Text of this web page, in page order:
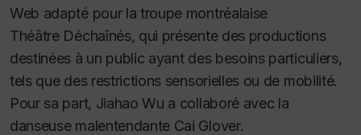
Web adapté pour la troupe montréalaise
Théâtre Déchaînés, qui présente des productions
destinées à un public ayant des besoins particuliers,
tels que des restrictions sensorielles ou de mobilité.
Pour sa part, Jiahao Wu a collaboré avec la
danseuse malentendante Cai Glover.